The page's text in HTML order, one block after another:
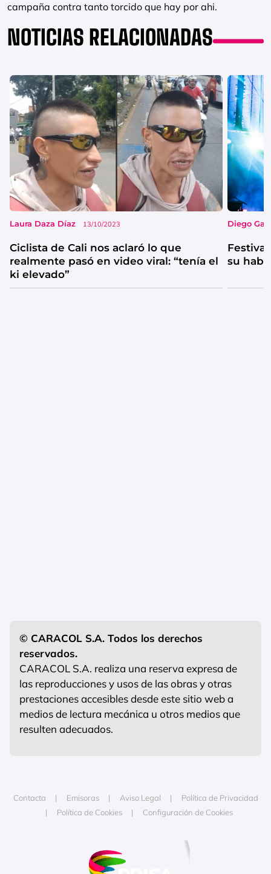
campaña contra tanto torcido que hay por ahi.
NOTICIAS RELACIONADAS
Laura Daza Díaz 13/10/2023
Ciclista de Cali nos aclaró lo que
realmente pasó en video viral: “tenía el
ki elevado”
Diego
su
© CARACOL S.A. Todos los derechos
reservados.
CARACOL S.A. realiza una reserva expresa de
las reproducciones y usos de las obras y otras
prestaciones accesibles desde este sitio web a
medios de lectura mecánica u otros medios que
resulten adecuados.
Contacta Emisoras Aviso Legal
Política de Privacidad
Política de Cookies
Configuración de Cookies